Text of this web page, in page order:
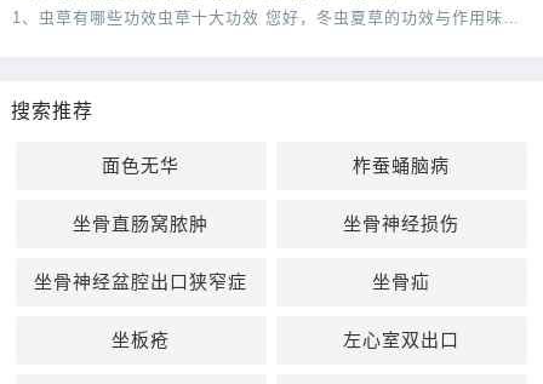
1、虫草有哪些功效虫草十大功效 您好，冬虫夏草的功效与作用味甘，性平。能补肾壮阳，补肺平喘，止血化痰。用于肾虚阳痿，遗精，头昏耳鸣；肺虚或肺肾两虚，喘咳短气，或咳血；体虚自汗，畏风。1
搜索推荐
面色无华 柞蚕蛹脑病
坐骨直肠窝脓肿 坐骨神经损伤
坐骨神经盆腔出口狭窄症 坐骨疝
坐板疮 左心室双出口